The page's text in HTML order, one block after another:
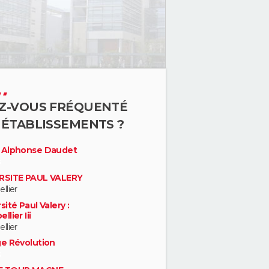
VOUS FRÉQUENTÉ
?
Alphonse Daudet
PAUL VALERY
Paul Valery :
Iii
Révolution